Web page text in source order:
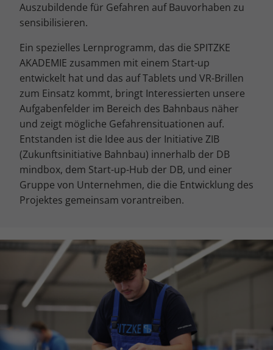
Auszubildende für Gefahren auf Bauvorhaben zu
sensibilisieren.
Ein spezielles Lernprogramm, das die SPITZKE
AKADEMIE zusammen mit einem Start-up
entwickelt hat und das auf Tablets und VR-Brillen
zum Einsatz kommt, bringt Interessierten unsere
Aufgabenfelder im Bereich des Bahnbaus näher
und zeigt mögliche Gefahrensituationen auf.
Entstanden ist die Idee aus der Initiative ZIB
(Zukunftsinitiative Bahnbau) innerhalb der DB
mindbox, dem Start-up-Hub der DB, und einer
Gruppe von Unternehmen, die die Entwicklung des
Projektes gemeinsam vorantreiben.